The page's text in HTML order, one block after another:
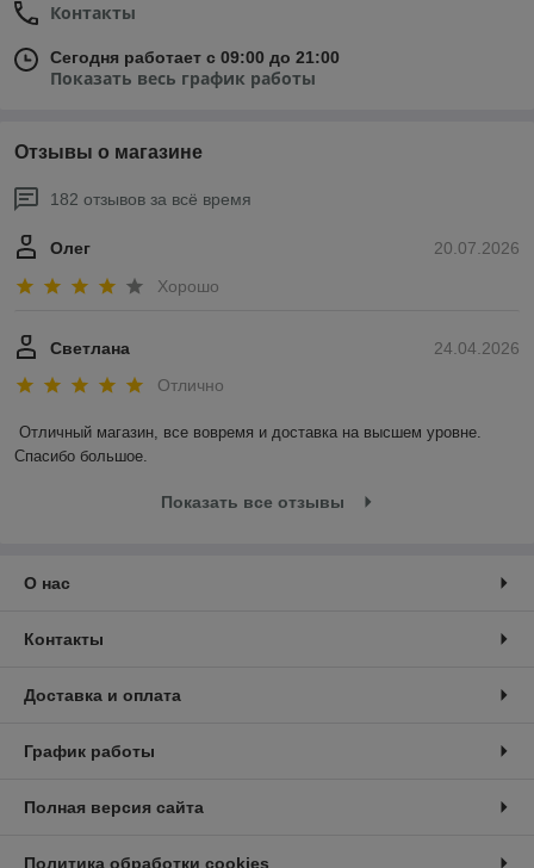
Контакты
Сегодня работает с 09:00 до 21:00
Показать весь график работы
Отзывы о магазине
182 отзывов за всё время
20.07.2026
Олег
Хорошо
24.04.2026
Светлана
Отлично
Отличный магазин, все вовремя и доставка на высшем уровне.
Спасибо большое.
Показать все отзывы
О нас
Контакты
Доставка и оплата
График работы
Полная версия сайта
Политика обработки cookies